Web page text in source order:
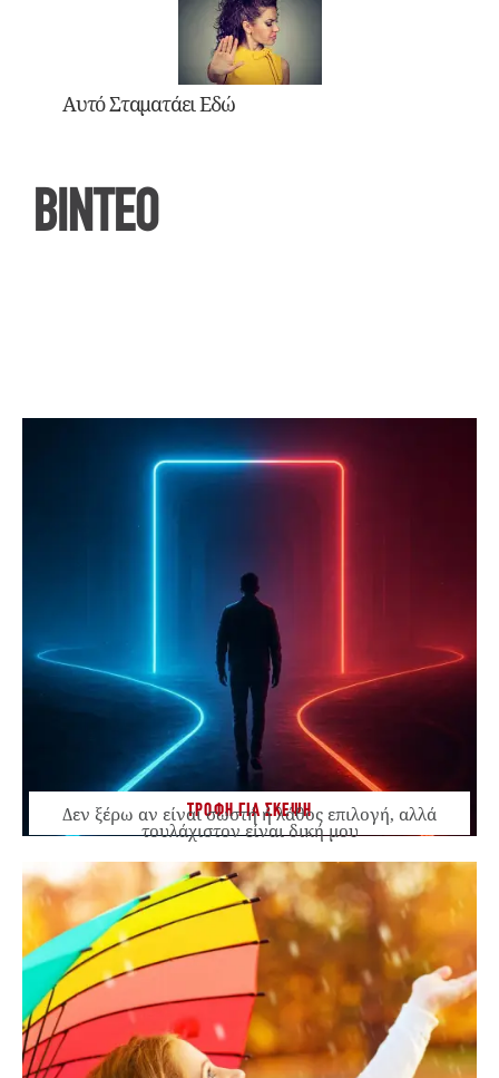
Αυτό Σταματάει Εδώ
ΒΙΝΤΕΟ
ΤΡΟΦΗ ΓΙΑ ΣΚΕΨΗ
Δεν ξέρω αν είναι σωστή ή λάθος επιλογή, αλλά
τουλάχιστον είναι δική μου